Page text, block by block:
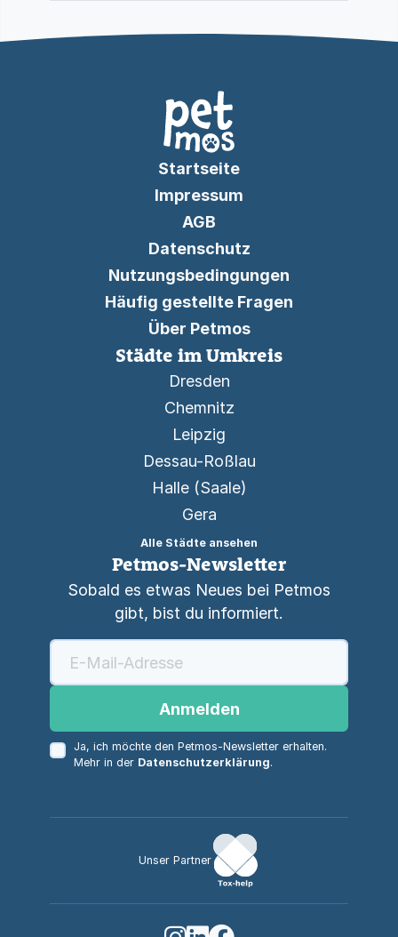
Startseite
Impressum
AGB
Datenschutz
Nutzungsbedingungen
Häufig gestellte Fragen
Über Petmos
Städte im Umkreis
Dresden
Chemnitz
Leipzig
Dessau-Roßlau
Halle (Saale)
Gera
Alle Städte ansehen
Petmos-Newsletter
Sobald es etwas Neues bei Petmos
gibt, bist du informiert.
Anmelden
Ja, ich möchte den Petmos-Newsletter erhalten.
Mehr in der Datenschutzerklärung.
Unser Partner